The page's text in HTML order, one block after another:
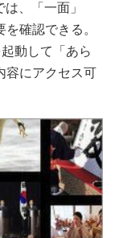
、「一面」
確認できる。
動して「あら
容にアクセス可